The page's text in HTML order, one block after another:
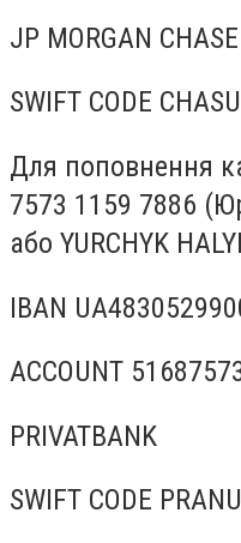
JP MORGAN
SWIFT CODE
Для поповнення
7573 1159 7886
або YURCHYK
IBAN
ACCOUNT
PRIVATBANK
SWIFT CODE